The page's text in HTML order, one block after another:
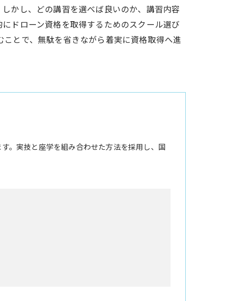
かし、どの講習を選べば良いのか、講習内容
ドローン資格を取得するためのスクール選び
とで、無駄を省きながら着実に資格取得へ進
。実技と座学を組み合わせた方法を採用し、国